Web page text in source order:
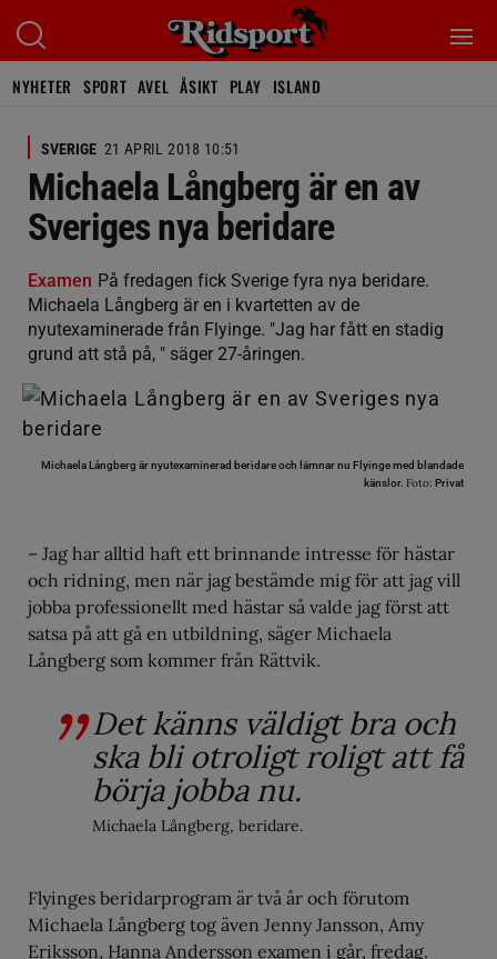
NYHETER SPORT AVEL ÅSIKT PLAY ISLAND
SVERIGE 21 APRIL 2018 10:51
Michaela Långberg är en av
Sveriges nya beridare
Examen På fredagen fick Sverige fyra nya beridare.
Michaela Långberg är en i kvartetten av de
nyutexaminerade från Flyinge. "Jag har fått en stadig
grund att stå på, " säger 27-åringen.
Michaela Långberg är nyutexaminerad beridare och lämnar nu Flyinge med blandade
känslor. Foto: Privat
– Jag har alltid haft ett brinnande intresse för hästar
och ridning, men när jag bestämde mig för att jag vill
jobba professionellt med hästar så valde jag först att
satsa på att gå en utbildning, säger Michaela
Långberg som kommer från Rättvik.
Det känns väldigt bra och
ska bli otroligt roligt att få
börja jobba nu.
Michaela Långberg, beridare.
Flyinges beridarprogram är två år och förutom
Michaela Långberg tog även Jenny Jansson, Amy
Eriksson, Hanna Andersson examen i går, fredag.